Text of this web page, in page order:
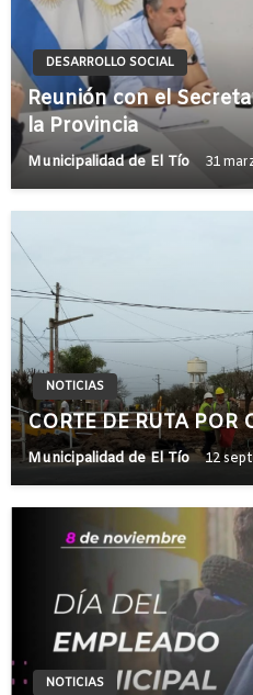
DESARROLLO SOCIAL
Reunión con el
la Provincia
Municipalidad de El Tío 31
NOTICIAS
CORTE DE RUTA POR
Municipalidad de El Tío 12
NOTICIAS